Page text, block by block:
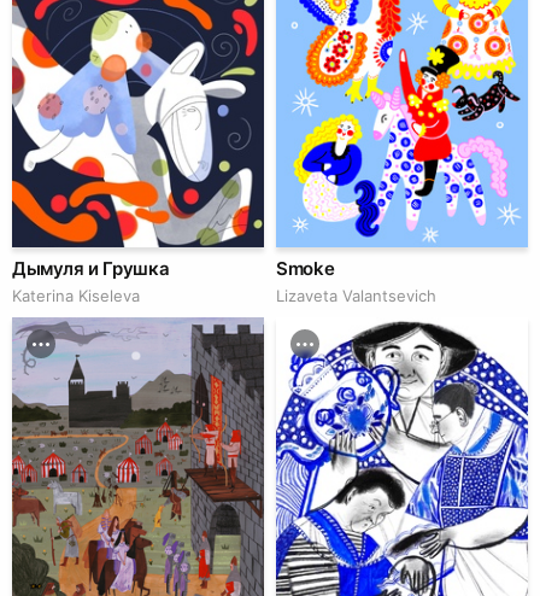
Дымуля и Грушка
Katerina Kiseleva
Smoke
Lizaveta Valantsevich